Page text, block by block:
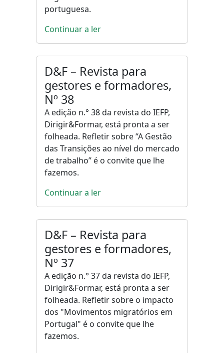
portuguesa.
Continuar a ler
D&F – Revista para
gestores e formadores,
Nº 38
A edição n.° 38 da revista do IEFP,
Dirigir&Formar, está pronta a ser
folheada. Refletir sobre “A Gestão
das Transições ao nível do mercado
de trabalho” é o convite que lhe
fazemos.
Continuar a ler
D&F – Revista para
gestores e formadores,
Nº 37
A edição n.° 37 da revista do IEFP,
Dirigir&Formar, está pronta a ser
folheada. Refletir sobre o impacto
dos "Movimentos migratórios em
Portugal" é o convite que lhe
fazemos.